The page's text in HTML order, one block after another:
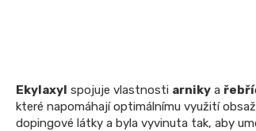
Ekylaxyl spojuje vlastnosti arniky a
které napomáhají optimálnímu využití
dopingové látky a byla vyvinuta tak, aby